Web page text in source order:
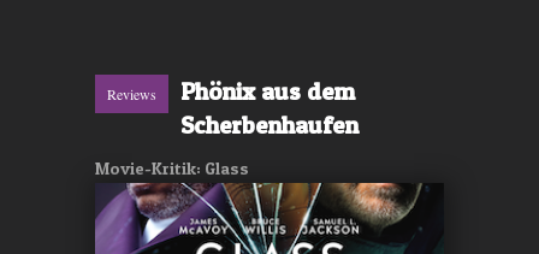
Reviews
Phönix aus dem
Scherbenhaufen
Movie-Kritik: Glass